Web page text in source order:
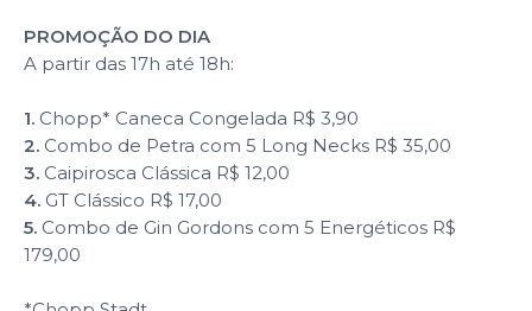
PROMOÇÃO DO DIA
A partir das 17h até 18h:
1. Chopp* Caneca Congelada R$ 3,90
2. Combo de Petra com 5 Long Necks R$ 35,00
3. Caipirosca Clássica R$ 12,00
4. GT Clássico R$ 17,00
5. Combo de Gin Gordons com 5 Energéticos R$
179,00